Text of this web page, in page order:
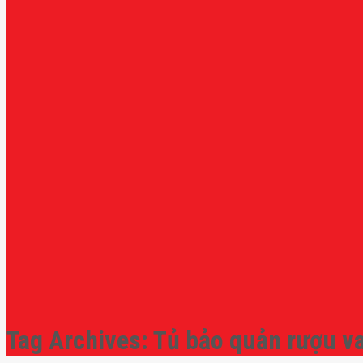
Tag Archives: Tủ bảo quản rượu